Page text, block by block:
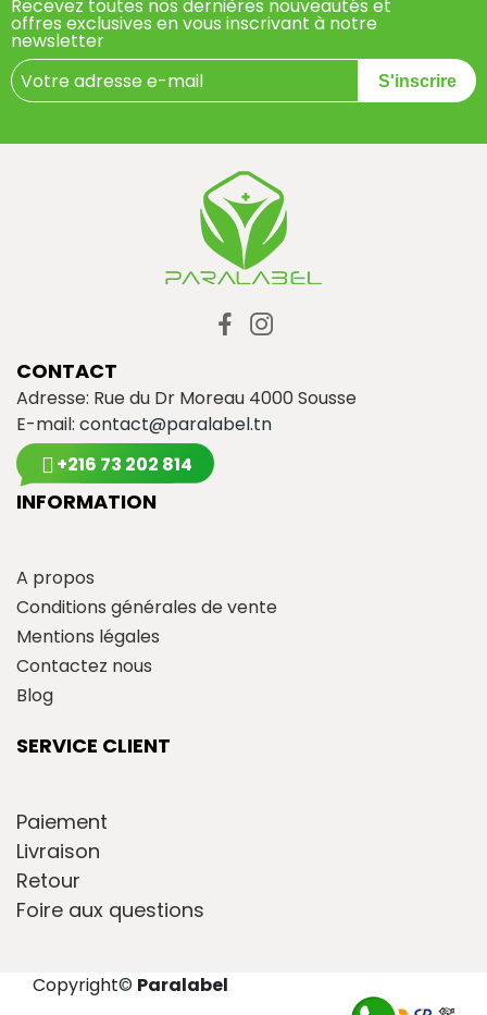
Recevez toutes nos dernières nouveautés et
offres exclusives en vous inscrivant à notre
newsletter
S'inscrire
CONTACT
Adresse: Rue du Dr Moreau 4000 Sousse
E-mail: contact@paralabel.tn
+216 73 202 814
INFORMATION
A propos
Conditions générales de vente
Mentions légales
Contactez nous
Blog
SERVICE CLIENT
Paiement
Livraison
Retour
Foire aux questions
Copyright© Paralabel